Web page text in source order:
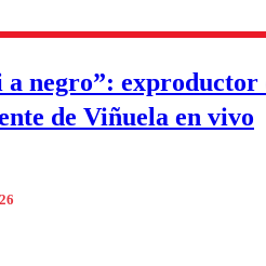
a negro”:
de Viñuela en vivo